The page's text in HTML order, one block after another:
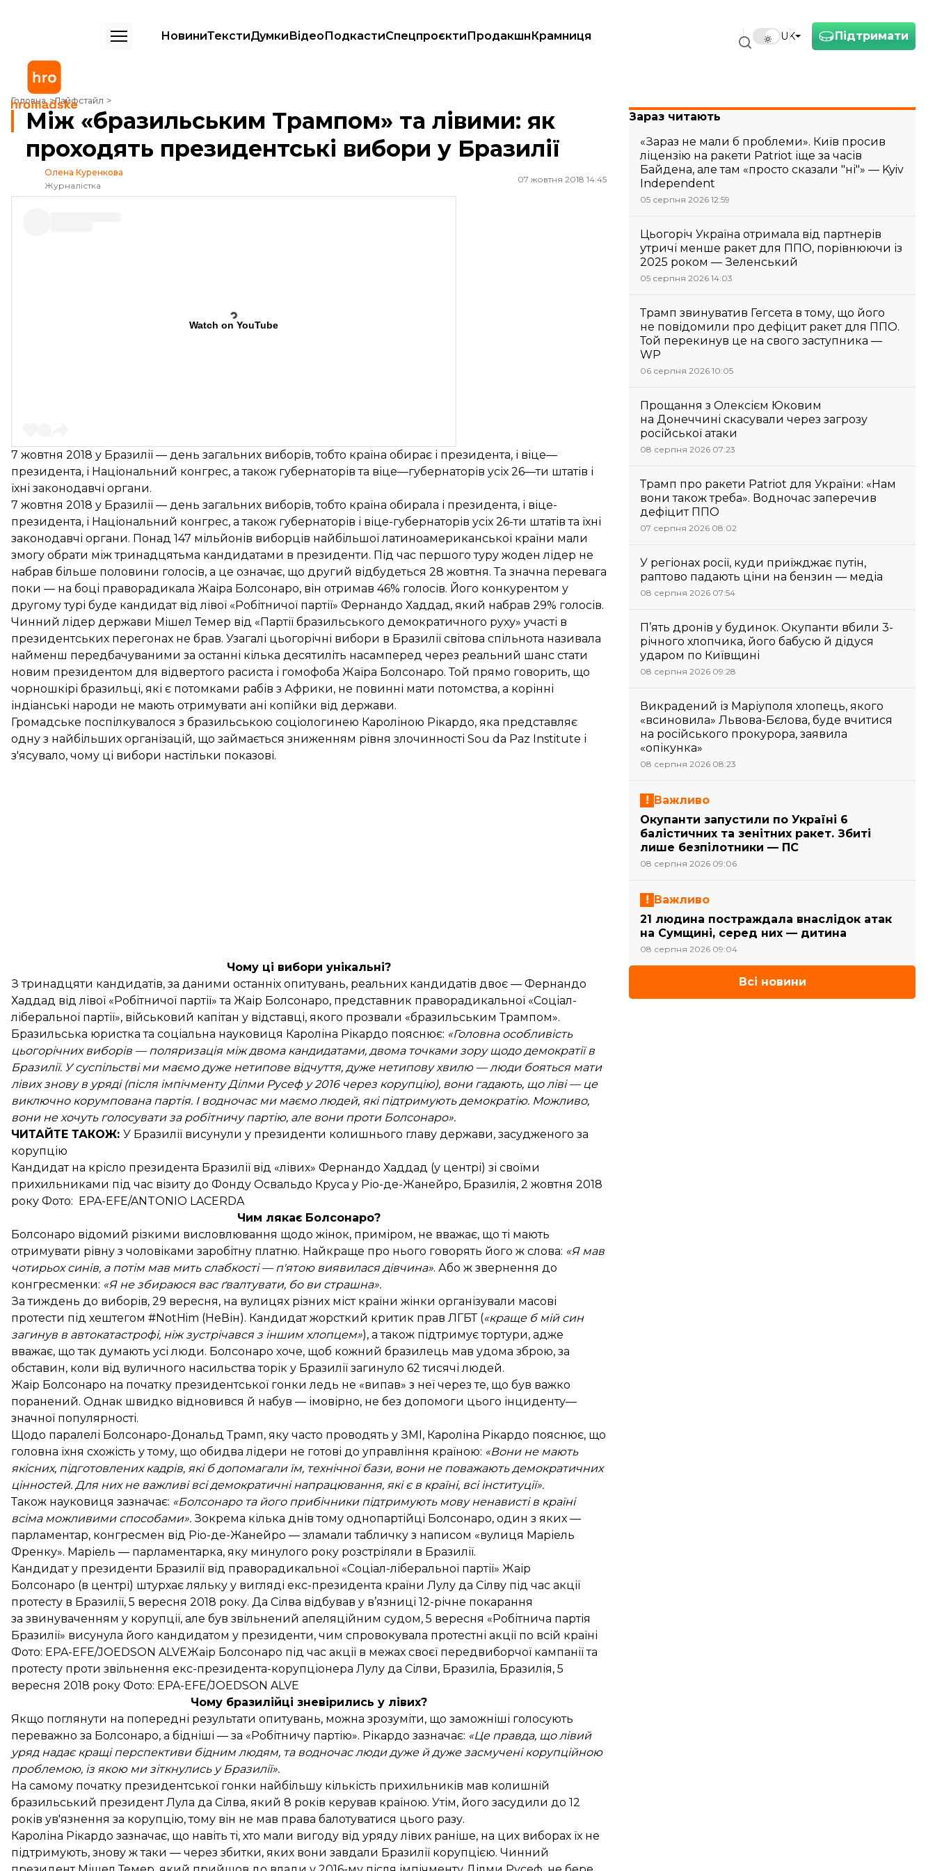
Підтримати
UK
НовиниТекстиДумкиВідеоПодкастиСпецпроєктиПродакшнКрамниця
Головна Лайфстайл
Між «бразильським Трампом» та лівими: як проходять президентські вибори у Бразилії
Між «бразильським Трампом» та лівими: як
проходять президентські вибори у Бразилії
Олена Куренкова
Журналістка
07 жовтня 2018 14:45
Watch on YouTube
7 жовтня 2018 у Бразилії — день загальних виборів, тобто країна обирає і президента, і віце—
президента, і Національний конгрес, а також губернаторів та віце—губернаторів усіх 26—ти штатів і
їхні законодавчі органи.
7 жовтня 2018 у Бразилії — день загальних виборів, тобто країна обирала і президента, і віце-
президента, і Національний конгрес, а також губернаторів і віце-губернаторів усіх 26-ти штатів та їхні
законодавчі органи. Понад 147 мільйонів виборців найбільшої латиноамериканської країни мали
змогу обрати між тринадцятьма кандидатами в президенти. Під час першого туру жоден лідер не
набрав більше половини голосів, а це означає, що другий відбудеться 28 жовтня. Та значна перевага
поки — на боці праворадикала Жаіра Болсонаро, він отримав 46% голосів. Його конкурентом у
другому турі буде кандидат від лівої «Робітничої партії» Фернандо Хаддад, який набрав 29% голосів.
Чинний лідер держави Мішел Темер від «Партії бразильського демократичного руху» участі в
президентських перегонах не брав. Узагалі цьогорічні вибори в Бразилії світова спільнота називала
найменш передбачуваними за останні кілька десятиліть насамперед через реальний шанс стати
новим президентом для відвертого расиста і гомофоба Жаїра Болсонаро. Той прямо говорить, що
чорношкірі бразильці, які є потомками рабів з Африки, не повинні мати потомства, а корінні
індіанські народи не мають отримувати ані копійки від держави.
Громадське поспілкувалося з бразильською соціологинею Кароліною Рікардо, яка представляє
одну з найбільших організацій, що займається зниженням рівня злочинності Sou da Paz Institute і
з'ясувало, чому ці вибори настільки показові.
Чому ці вибори унікальні?
З тринадцяти кандидатів, за даними останніх опитувань, реальних кандидатів двоє — Фернандо
Хаддад від лівої «Робітничої партії» та Жаір Болсонаро, представник праворадикальної «Соціал-
ліберальної партії», військовий капітан у відставці, якого прозвали «бразильським Трампом».
Бразильська юристка та соціальна науковиця Кароліна Рікардо пояснює: «Головна особливість
цьогорічних виборів — поляризація між двома кандидатами, двома точками зору щодо демократії в
Бразилії. У суспільстві ми маємо дуже нетипове відчуття, дуже нетипову хвилю — люди бояться мати
лівих знову в уряді (після імпічменту Ділми Русеф у 2016 через корупцію), вони гадають, що ліві — це
виключно корумпована партія. І водночас ми маємо людей, які підтримують демократію. Можливо,
вони не хочуть голосувати за робітничу партію, але вони проти Болсонаро».
ЧИТАЙТЕ ТАКОЖ: У Бразилії висунули у президенти колишнього главу держави, засудженого за
корупцію
Кандидат на крісло президента Бразилії від «лівих» Фернандо Хаддад (у центрі) зі своїми
прихильниками під час візиту до Фонду Освальдо Круса у Ріо-де-Жанейро, Бразилія, 2 жовтня 2018
року Фото: EPA-EFE/ANTONIO LACERDA
Чим лякає Болсонаро?
Болсонаро відомий різкими висловлювання щодо жінок, приміром, не вважає, що ті мають
отримувати рівну з чоловіками заробітну платню. Найкраще про нього говорять його ж слова: «Я мав
чотирьох синів, а потім мав мить слабкості — п'ятою виявилася дівчина». Або ж звернення до
конгресменки: «Я не збираюся вас ґвалтувати, бо ви страшна».
За тиждень до виборів, 29 вересня, на вулицях різних міст країни жінки організували масові
протести під хештегом #NotHim (НеВін). Кандидат жорсткий критик прав ЛГБТ («краще б мій син
загинув в автокатастрофі, ніж зустрічався з іншим хлопцем»), а також підтримує тортури, адже
вважає, що так думають усі люди. Болсонаро хоче, щоб кожний бразилець мав удома зброю, за
обставин, коли від вуличного насильства торік у Бразилії загинуло 62 тисячі людей.
Жаір Болсонаро на початку президентської гонки ледь не «випав» з неї через те, що був важко
поранений. Однак швидко відновився й набув — імовірно, не без допомоги цього інциденту—
значної популярності.
Щодо паралелі Болсонаро-Дональд Трамп, яку часто проводять у ЗМІ, Кароліна Рікардо пояснює, що
головна їхня схожість у тому, що обидва лідери не готові до управління країною: «Вони не мають
якісних, підготовлених кадрів, які б допомагали їм, технічної бази, вони не поважають демократичних
цінностей. Для них не важливі всі демократичні напрацювання, які є в країні, всі інституції».
Також науковиця зазначає: «Болсонаро та його прибічники підтримують мову ненависті в країні
всіма можливими способами». Зокрема кілька днів тому однопартійці Болсонаро, один з яких —
парламентар, конгресмен від Ріо-де-Жанейро — зламали табличку з написом «вулиця Маріель
Френку». Маріель — парламентарка, яку минулого року розстріляли в Бразилії.
Кандидат у президенти Бразилії від праворадикальної «Соціал-ліберальної партії» Жаір
Болсонаро (в центрі) штурхає ляльку у вигляді екс-президента країни Лулу да Сілву під час акції
протесту в Бразилії, 5 вересня 2018 року. Да Сілва відбував у в’язниці 12-річне покарання
за звинуваченням у корупції, але був звільнений апеляційним судом, 5 вересня «Робітнича партія
Бразилії» висунула його кандидатом у президенти, чим спровокувала протестні акції по всій країні
Фото: EPA-EFE/JOEDSON ALVEЖаір Болсонаро під час акції в межах своєї передвиборчої кампанії та
протесту проти звільнення екс-президента-корупціонера Лулу да Сілви, Бразиліа, Бразилія, 5
вересня 2018 року Фото: EPA-EFE/JOEDSON ALVE
Чому бразилійці зневірились у лівих?
Якщо поглянути на попередні результати опитувань, можна зрозуміти, що заможніші голосують
переважно за Болсонаро, а бідніші — за «Робітничу партію». Рікардо зазначає: «Це правда, що лівий
уряд надає кращі перспективи бідним людям, та водночас люди дуже й дуже засмучені корупційною
проблемою, із якою ми зіткнулись у Бразилії».
На самому початку президентської гонки найбільшу кількість прихильників мав колишній
бразильський президент Лула да Сілва, який 8 років керував країною. Утім, його засудили до 12
років ув'язнення за корупцію, тому він не мав права балотуватися цього разу.
Кароліна Рікардо зазначає, що навіть ті, хто мали вигоду від уряду лівих раніше, на цих виборах їх не
підтримують, знову ж таки — через збитки, яких вони завдали Бразилії корупцією. Чинний
Зараз читають
«Зараз не мали б проблеми». Київ просив
ліцензію на ракети Patriot іще за часів
Байдена, але там «просто сказали "ні"» — Kyiv
Independent
05 серпня 2026 12:59
Цьогоріч Україна отримала від партнерів
утричі менше ракет для ППО, порівнюючи із
2025 роком — Зеленський
05 серпня 2026 14:03
Трамп звинуватив Гегсета в тому, що його
не повідомили про дефіцит ракет для ППО.
Той перекинув це на свого заступника —
WP
06 серпня 2026 10:05
Прощання з Олексієм Юковим
на Донеччині скасували через загрозу
російської атаки
08 серпня 2026 07:23
Трамп про ракети Patriot для України: «Нам
вони також треба». Водночас заперечив
дефіцит ППО
07 серпня 2026 08:02
У регіонах росії, куди приїжджає путін,
раптово падають ціни на бензин — медіа
08 серпня 2026 07:54
П’ять дронів у будинок. Окупанти вбили 3-
річного хлопчика, його бабусю й дідуся
ударом по Київщині
08 серпня 2026 09:28
Викрадений із Маріуполя хлопець, якого
«всиновила» Львова-Бєлова, буде вчитися
на російського прокурора, заявила
«опікунка»
08 серпня 2026 08:23
Важливо
Окупанти запустили по Україні 6
балістичних та зенітних ракет. Збиті
лише безпілотники — ПС
08 серпня 2026 09:06
Важливо
21 людина постраждала внаслідок атак
на Сумщині, серед них — дитина
08 серпня 2026 09:04
Всі новини